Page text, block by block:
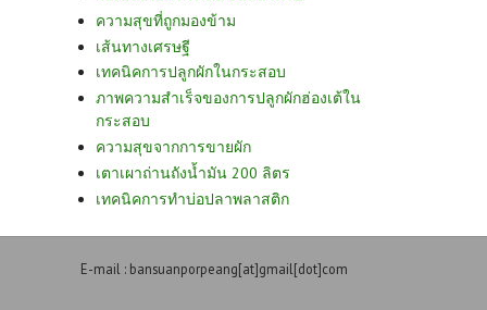
ความสุขที่ถูกมองข้าม
เส้นทางเศรษฐี
เทคนิคการปลูกผักในกระสอบ
ภาพความสำเร็จของการปลูกผักฮ่องเต้ใน
กระสอบ
ความสุขจากการขายผัก
เตาเผาถ่านถังน้ำมัน 200 ลิตร
เทคนิคการทำบ่อปลาพลาสติก
E-mail : bansuanporpeang[at]gmail[dot]com